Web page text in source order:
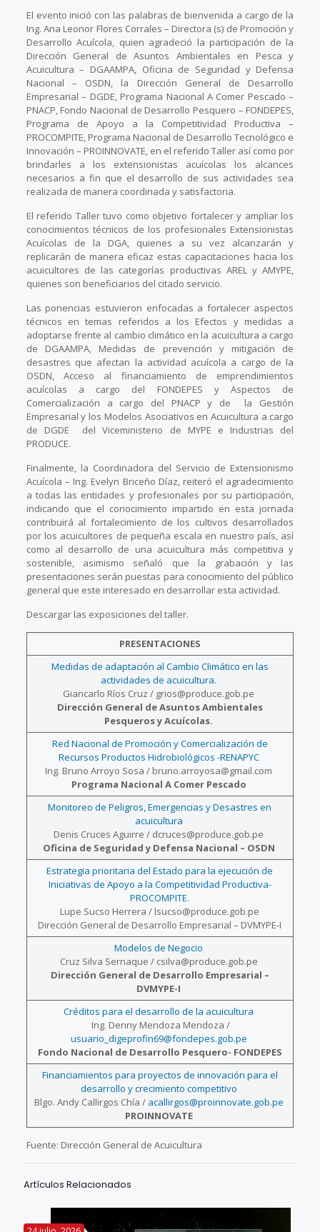
El evento inició con las palabras de bienvenida a cargo de la
Ing. Ana Leonor Flores Corrales – Directora (s) de Promoción y
Desarrollo Acuícola, quien agradeció la participación de la
Dirección General de Asuntos Ambientales en Pesca y
Acuicultura – DGAAMPA, Oficina de Seguridad y Defensa
Nacional – OSDN, la Dirección General de Desarrollo
Empresarial – DGDE, Programa Nacional A Comer Pescado –
PNACP, Fondo Nacional de Desarrollo Pesquero – FONDEPES,
Programa de Apoyo a la Competitividad Productiva –
PROCOMPITE, Programa Nacional de Desarrollo Tecnológico e
Innovación – PROINNOVATE, en el referido Taller así como por
brindarles a los extensionistas acuícolas los alcances
necesarios a fin que el desarrollo de sus actividades sea
realizada de manera coordinada y satisfactoria.
El referido Taller tuvo como objetivo fortalecer y ampliar los
conocimientos técnicos de los profesionales Extensionistas
Acuícolas de la DGA, quienes a su vez alcanzarán y
replicarán de manera eficaz estas capacitaciones hacia los
acuicultores de las categorías productivas AREL y AMYPE,
quienes son beneficiarios del citado servicio.
Las ponencias estuvieron enfocadas a fortalecer aspectos
técnicos en temas referidos a los Efectos y medidas a
adoptarse frente al cambio climático en la acuicultura a cargo
de DGAAMPA, Medidas de prevención y mitigación de
desastres que afectan la actividad acuícola a cargo de la
OSDN, Acceso al financiamiento de emprendimientos
acuícolas a cargo del FONDEPES y Aspectos de
Comercialización a cargo del PNACP y de la Gestión
Empresarial y los Modelos Asociativos en Acuicultura a cargo
de DGDE del Viceministerio de MYPE e Industrias del
PRODUCE.
Finalmente, la Coordinadora del Servicio de Extensionismo
Acuícola – Ing. Evelyn Briceño Díaz, reiteró el agradecimiento
a todas las entidades y profesionales por su participación,
indicando que el conocimiento impartido en esta jornada
contribuirá al fortalecimiento de los cultivos desarrollados
por los acuicultores de pequeña escala en nuestro país, así
como al desarrollo de una acuicultura más competitiva y
sostenible, asimismo señaló que la grabación y las
presentaciones serán puestas para conocimiento del público
general que este interesado en desarrollar esta actividad.
Descargar las exposiciones del taller.
PRESENTACIONES
Medidas de adaptación al Cambio Climático en las
actividades de acuicultura.
Giancarlo Ríos Cruz / grios@produce.gob.pe
Dirección General de Asuntos Ambientales
Pesqueros y Acuícolas.
Red Nacional de Promoción y Comercialización de
Recursos Productos Hidrobiológicos -RENAPYC
Ing. Bruno Arroyo Sosa / bruno.arroyosa@gmail.com
Programa Nacional A Comer Pescado
Monitoreo de Peligros, Emergencias y Desastres en
acuicultura
Denis Cruces Aguirre / dcruces@produce.gob.pe
Oficina de Seguridad y Defensa Nacional – OSDN
Estrategia prioritaria del Estado para la ejecución de
Iniciativas de Apoyo a la Competitividad Productiva-
PROCOMPITE.
Lupe Sucso Herrera / lsucso@produce.gob.pe
Dirección General de Desarrollo Empresarial – DVMYPE-I
Modelos de Negocio
Cruz Silva Sernaque / csilva@produce.gob.pe
Dirección General de Desarrollo Empresarial –
DVMYPE-I
Créditos para el desarrollo de la acuicultura
Ing. Denny Mendoza Mendoza /
usuario_digeprofin69@fondepes.gob.pe
Fondo Nacional de Desarrollo Pesquero- FONDEPES
Financiamientos para proyectos de innovación para el
desarrollo y crecimiento competitivo
Blgo. Andy Callirgos Chía / acallirgos@proinnovate.gob.pe
PROINNOVATE
Fuente: Dirección General de Acuicultura
Artículos Relacionados